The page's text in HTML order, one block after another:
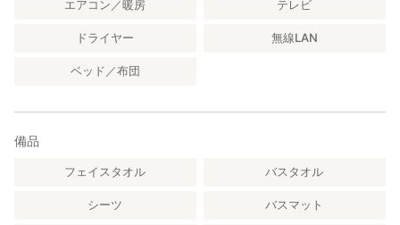
貸出物：軍手
30分）
駐車場：３台
wifi完備、英語での対応可能
エアコン／暖房 テレビ
ドライヤー 無線LAN
ベッド／布団
備品
フェイスタオル バスタオル
シーツ バスマット